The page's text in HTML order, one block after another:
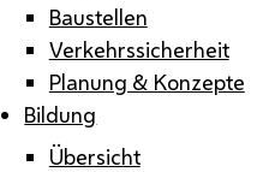
Baustellen
Verkehrssicherheit
Planung & Konzepte
Bildung
Übersicht